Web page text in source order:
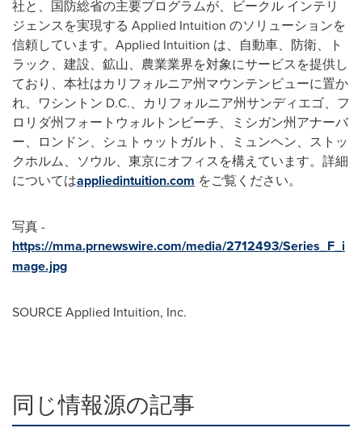
社と、国防総省の主要プログラムが、ビークル インテリ
ジェンスを実現する Applied Intuition のソリューションを
信頼しています。Applied Intuition は、自動車、防衛、ト
ラック、建設、鉱山、農業業界を対象にサービスを提供し
ており、本社はカリフォルニア州マウンテンビューに置か
れ、ワシントン D.C.、カリフォルニア州サンディエゴ、フ
ロリダ州フォートウォルトンビーチ、ミシガン州アナーバ
ー、ロンドン、シュトゥットガルト、ミュンヘン、ストッ
クホルム、ソウル、東京にオフィスを構えています。詳細
についてはappliedintuition.com をご覧ください。
写真 -
https://mma.prnewswire.com/media/2712493/Series_F_i
mage.jpg
SOURCE Applied Intuition, Inc.
同じ情報源の記事